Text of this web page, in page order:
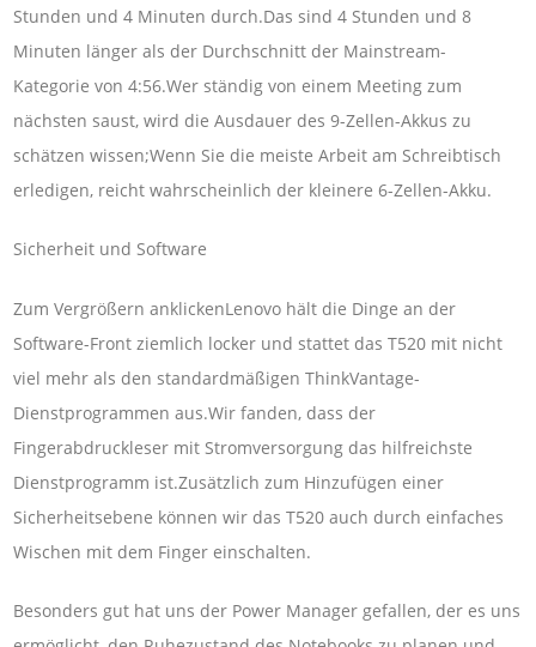
Stunden und 4 Minuten durch.Das sind 4 Stunden und 8
Minuten länger als der Durchschnitt der Mainstream-
Kategorie von 4:56.Wer ständig von einem Meeting zum
nächsten saust, wird die Ausdauer des 9-Zellen-Akkus zu
schätzen wissen;Wenn Sie die meiste Arbeit am Schreibtisch
erledigen, reicht wahrscheinlich der kleinere 6-Zellen-Akku.
Sicherheit und Software
Zum Vergrößern anklickenLenovo hält die Dinge an der
Software-Front ziemlich locker und stattet das T520 mit nicht
viel mehr als den standardmäßigen ThinkVantage-
Dienstprogrammen aus.Wir fanden, dass der
Fingerabdruckleser mit Stromversorgung das hilfreichste
Dienstprogramm ist.Zusätzlich zum Hinzufügen einer
Sicherheitsebene können wir das T520 auch durch einfaches
Wischen mit dem Finger einschalten.
Besonders gut hat uns der Power Manager gefallen, der es uns